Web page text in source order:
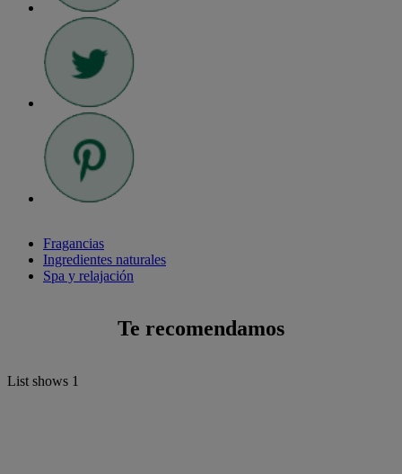
Fragancias
Ingredientes naturales
Spa y relajación
Te recomendamos
List shows 1